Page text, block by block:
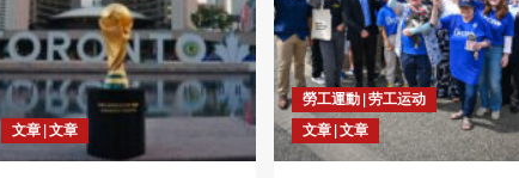
文章 | 文章
勞工運動 | 劳工运动
文章 | 文章